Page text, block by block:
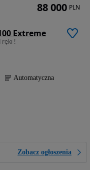
Extreme
ręki !
Automatyczna
Zobacz ogłoszenia
88 000 PLN